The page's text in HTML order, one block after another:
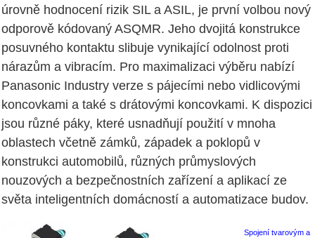
úrovně hodnocení rizik SIL a ASIL, je první volbou nový
odporově kódovaný ASQMR. Jeho dvojitá konstrukce
posuvného kontaktu slibuje vynikající odolnost proti
nárazům a vibracím. Pro maximalizaci výběru nabízí
Panasonic Industry verze s pájecími nebo vidlicovými
koncovkami a také s drátovými koncovkami. K dispozici
jsou různé páky, které usnadňují použití v mnoha
oblastech včetně zámků, západek a poklopů v
konstrukci automobilů, různých průmyslových
nouzových a bezpečnostních zařízení a aplikací ze
světa inteligentních domácností a automatizace budov.
Spojení tvarovým a